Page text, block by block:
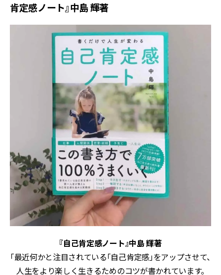
肯定感ノート』中島 輝著
『自己肯定感ノート』中島 輝著
「最近何かと注目されている「自己肯定感」をアップさせて、
人生をより楽しく生きるためのコツが書かれています。